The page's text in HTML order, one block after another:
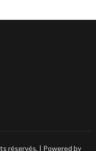
réservés. | Powered by